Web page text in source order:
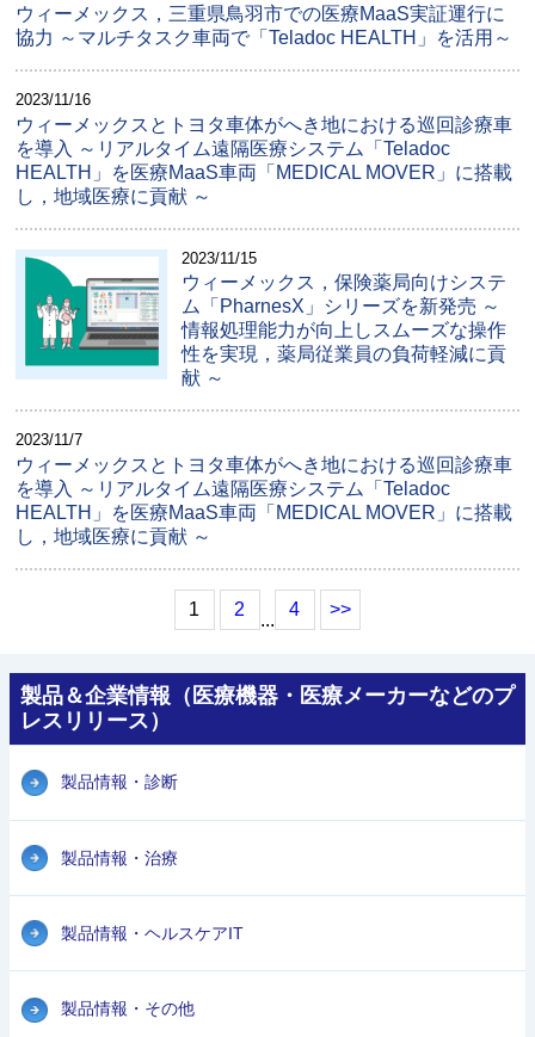
ウィーメックス，三重県鳥羽市での医療MaaS実証運行に
協力 ～マルチタスク車両で「Teladoc HEALTH」を活用～
2023/11/16
ウィーメックスとトヨタ車体がへき地における巡回診療車
を導入 ～リアルタイム遠隔医療システム「Teladoc
HEALTH」を医療MaaS車両「MEDICAL MOVER」に搭載
し，地域医療に貢献 ～
2023/11/15
ウィーメックス，保険薬局向けシステ
ム「PharnesX」シリーズを新発売 ～
情報処理能力が向上しスムーズな操作
性を実現，薬局従業員の負荷軽減に貢
献 ～
2023/11/7
ウィーメックスとトヨタ車体がへき地における巡回診療車
を導入 ～リアルタイム遠隔医療システム「Teladoc
HEALTH」を医療MaaS車両「MEDICAL MOVER」に搭載
し，地域医療に貢献 ～
1 2
...
4 >>
製品＆企業情報（医療機器・医療メーカーなどのプ
レスリリース）
製品情報・診断
製品情報・治療
製品情報・ヘルスケアIT
製品情報・その他